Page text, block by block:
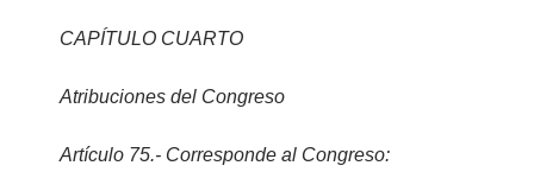
CAPÍTULO CUARTO
Atribuciones del Congreso
Artículo 75.- Corresponde al Congreso: